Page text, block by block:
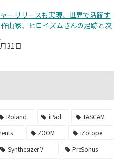
ーリリースも実現、世界で活躍す
曲家、ヒロイズムさんの足跡と次
31日
Roland iPad
TASCAM
ZOOM
iZotope
Synthesizer V
PreSonus